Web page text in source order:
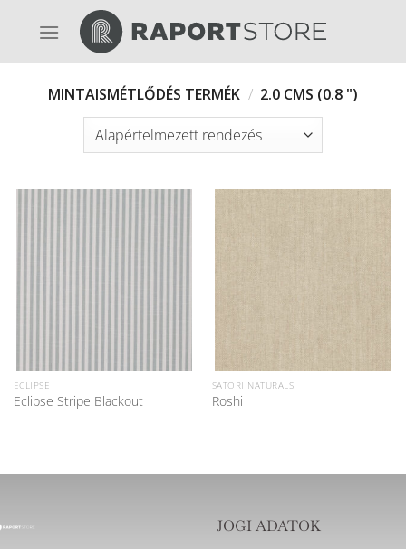
MINTAISMÉTLŐDÉS TERMÉK / 2.0 CMS (0.8 ")
ECLIPSE
Eclipse Stripe Blackout
SATORI NATURALS
Roshi
JOGI ADATOK